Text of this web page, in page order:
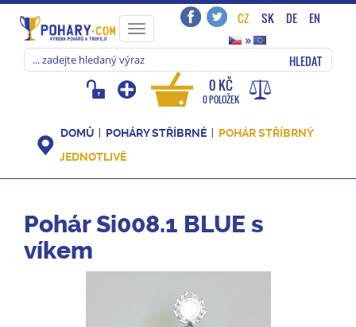
Toggle
navigation
CZ SK DE
EN
»
HLEDAT
0 KČ
0 POLOŽEK
DOMŮ POHÁRY STŘÍBRNÉ
POHÁR STŘÍBRNÝ
JEDNOTLIVĚ
Pohár Si008.1 BLUE s
víkem